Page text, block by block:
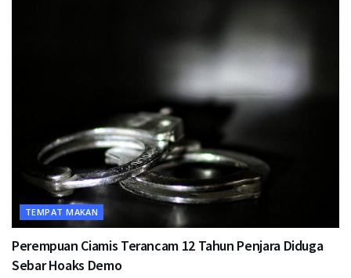
TEMPAT MAKAN
Perempuan Ciamis Terancam 12 Tahun Penjara Diduga
Sebar Hoaks Demo